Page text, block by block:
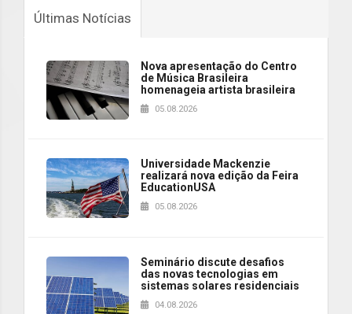
Últimas Notícias
Nova apresentação do Centro
de Música Brasileira
homenageia artista brasileira
05.08.2026
Universidade Mackenzie
realizará nova edição da Feira
EducationUSA
05.08.2026
Seminário discute desafios
das novas tecnologias em
sistemas solares residenciais
04.08.2026